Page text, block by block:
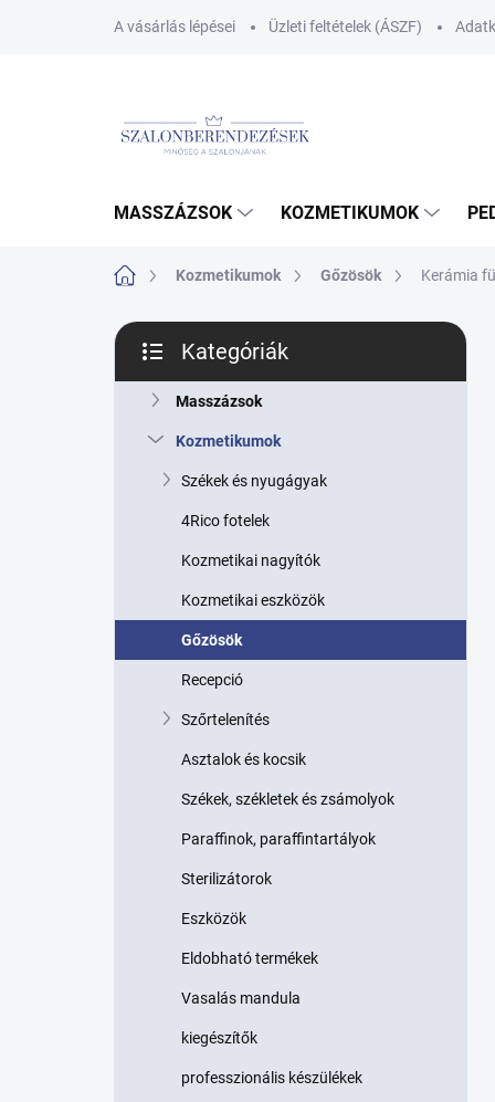
A vásárlás lépései Üzleti feltételek (ÁSZF)
MASSZÁZSOK KOZMETIKUMOK
KezdőlapKozmetikumok Gőzösök Kerámia
O
d
átugrása
Kategóriák
Masszázsok
Kozmetikumok
Székek és nyugágyak
4Rico fotelek
Kozmetikai nagyítók
Kozmetikai eszközök
Gőzösök
Recepció
Szőrtelenítés
Asztalok és kocsik
Székek, székletek és zsámolyok
Paraffinok, paraffintartályok
Sterilizátorok
Eszközök
Eldobható termékek
Vasalás mandula
kiegészítők
professzionális készülékek